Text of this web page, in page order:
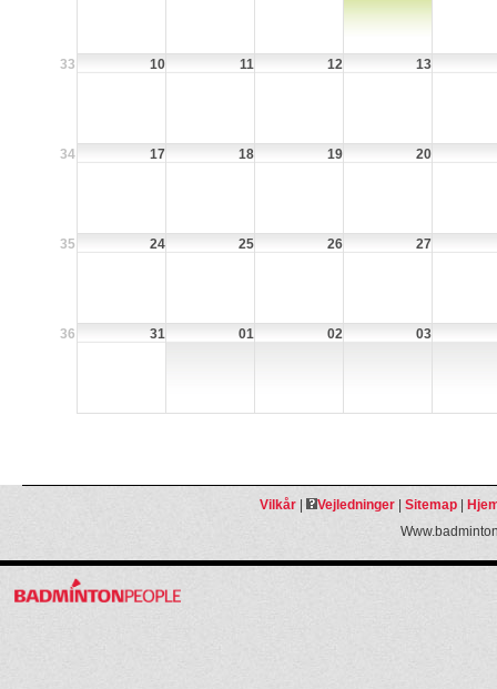
33 10 11 12 13
34 17 18 19 20
35 24 25 26 27
36 31 01 02 03
Vilkår| Vejledninger| Sitemap|